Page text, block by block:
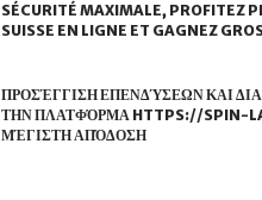
SÉCURITÉ MAXIMALE, PROFITEZ
SUISSE EN LIGNE ET GAGNEZ
ΠΡΟΣΈΓΓΙΣΗ ΕΠΕΝΔΎΣΕΩΝ ΚΑΙ
ΤΗΝ ΠΛΑΤΦΌΡΜΑ HTTPS://SPIN-
ΜΈΓΙΣΤΗ ΑΠΌΔΟΣΗ